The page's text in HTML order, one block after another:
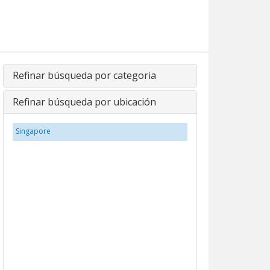
Refinar búsqueda por categoria
Refinar búsqueda por ubicación
Singapore